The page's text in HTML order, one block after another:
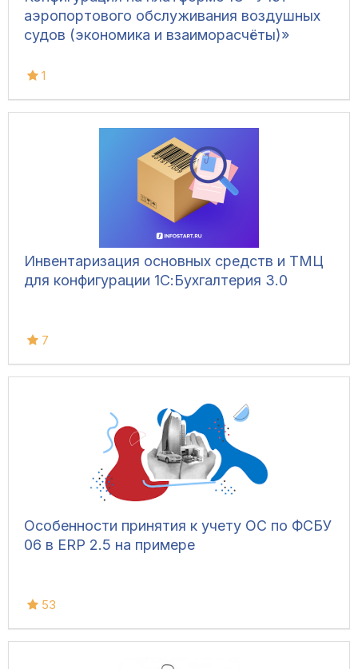
аэропортового обслуживания воздушных
судов (экономика и взаиморасчёты)»
1
Инвентаризация основных средств и ТМЦ
для конфигурации 1С:Бухгалтерия 3.0
7
Особенности принятия к учету ОС по ФСБУ
06 в ERP 2.5 на примере
53